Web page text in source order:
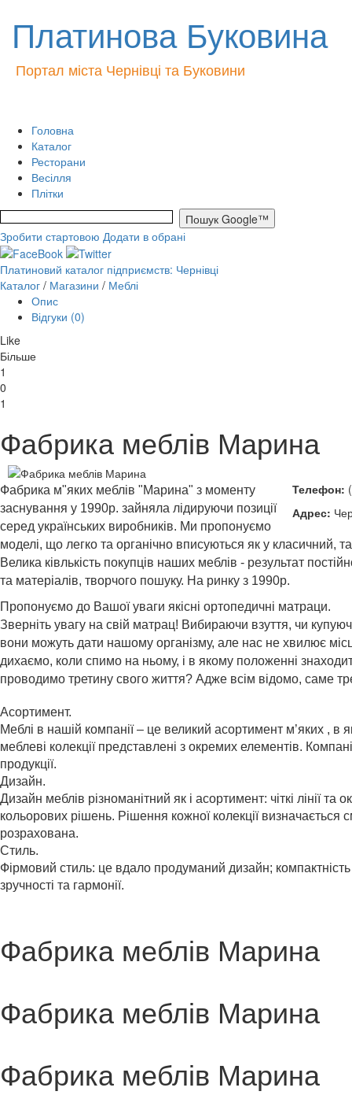
Платинова Буковина
Портал міста Чернівці та Буковини
Головна
Каталог
Ресторани
Весілля
Плітки
Зробити стартовою Додати в обрані
Платиновий каталог підприємств: Чернівці
Каталог / Магазини / Меблі
Опис
Відгуки (0)
Like
Більше
1
0
1
Фабрика меблів Марина
Телефон:
Адрес:
Фабрика м"яких меблів "Марина" з моменту
заснування у 1990р. зайняла лідируючи позиції
серед українських виробників. Ми пропонуємо
моделі, що легко та органічно вписуються як у класичний,
Велика ківлькість покупців наших меблів - результат
та матеріалів, творчого пошуку. На ринку з 1990р.
Пропонуємо до Вашої уваги якісні ортопедичні матраци.
Зверніть увагу на свій матрац! Вибираючи взуття, чи
вони можуть дати нашому організму, але нас не хвилює
дихаємо, коли спимо на ньому, і в якому положенні
проводимо третину свого життя? Адже всім відомо, саме
Асортимент.
Меблі в нашій компанії – це великий асортимент м’яких , в
меблеві колекції представлені з окремих елементів.
продукції.
Дизайн.
Дизайн меблів різноманітний як і асортимент: чіткі лінії
кольорових рішень. Рішення кожної колекції
розрахована.
Стиль.
Фірмовий стиль: це вдало продуманий дизайн;
зручності та гармонії.
Фабрика меблів Марина
Фабрика меблів Марина
Фабрика меблів Марина